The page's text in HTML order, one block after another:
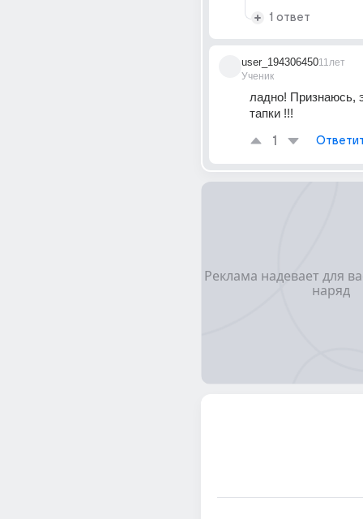
1 ответ
user_194306450
Ученик
11лет
ладно! Признаюсь,
тапки !!!
1